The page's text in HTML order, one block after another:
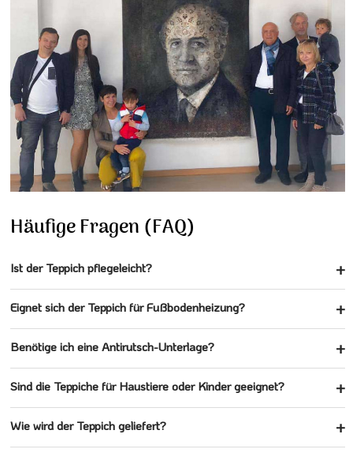
Häufige Fragen (FAQ)
Ist der Teppich pflegeleicht?
Eignet sich der Teppich für Fußbodenheizung?
Benötige ich eine Antirutsch-Unterlage?
Sind die Teppiche für Haustiere oder Kinder geeignet?
Wie wird der Teppich geliefert?